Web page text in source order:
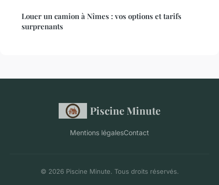
Louer un camion à Nîmes : vos options et tarifs
surprenants
Piscine Minute
Mentions légalesContact
© 2026 Piscine Minute. Tous droits réservés.